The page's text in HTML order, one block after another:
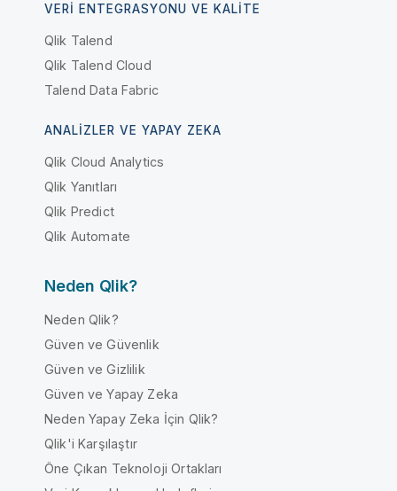
VERI ENTEGRASYONU VE KALITE
Qlik Talend
Qlik Talend Cloud
Talend Data Fabric
ANALIZLER VE YAPAY ZEKA
Qlik Cloud Analytics
Qlik Yanıtları
Qlik Predict
Qlik Automate
Neden Qlik?
Neden Qlik?
Güven ve Güvenlik
Güven ve Gizlilik
Güven ve Yapay Zeka
Neden Yapay Zeka İçin Qlik?
Qlik'i Karşılaştır
Öne Çıkan Teknoloji Ortakları